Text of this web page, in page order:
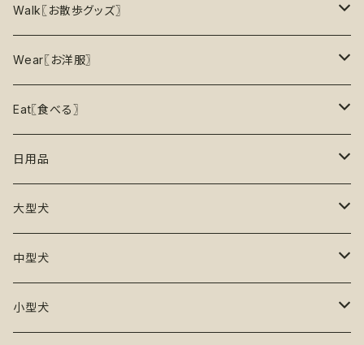
パズル
トレーニング
リックマット
初級【★☆☆☆☆】やさしい
初級＋【★★☆☆☆】ふつう
香り付き
5%OFF
10％OFF
35%OFF
40%OFF
おもちゃ
お洋服
リード・ハーネス・首輪
フードボウル
再入荷なし！
二度楽しめる！壊すと新しいおもちゃが出てくる！
ノーズワーク【Nosework】
知育玩具【Enrichment】
丈夫なおもちゃ
ぬいぐるみ
ボール
噛むおもちゃ
Walk〖お散歩グッズ〗
首輪
ハーネス
リード
エチケット
Wear〖お洋服〗
レインコート
ロンパース
T -シャツ
パーカー
タンクトップ
Eat〖食べる〗
フードボウル
早食い防止
おやつ入れ可能
知育【エンリッチメント】
日用品
Toothbrushes【歯ブラシ】
Poop Pickup【うんち処理】
Brushes【ブラシ】
大型犬
おもちゃ
お洋服
中型犬
おもちゃ
小型犬